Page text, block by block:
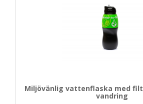
Miljövänlig vattenflaska med
vandring